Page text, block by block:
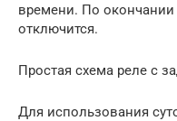
времени. По окончании
отключится.
Простая схема реле с
Для использования